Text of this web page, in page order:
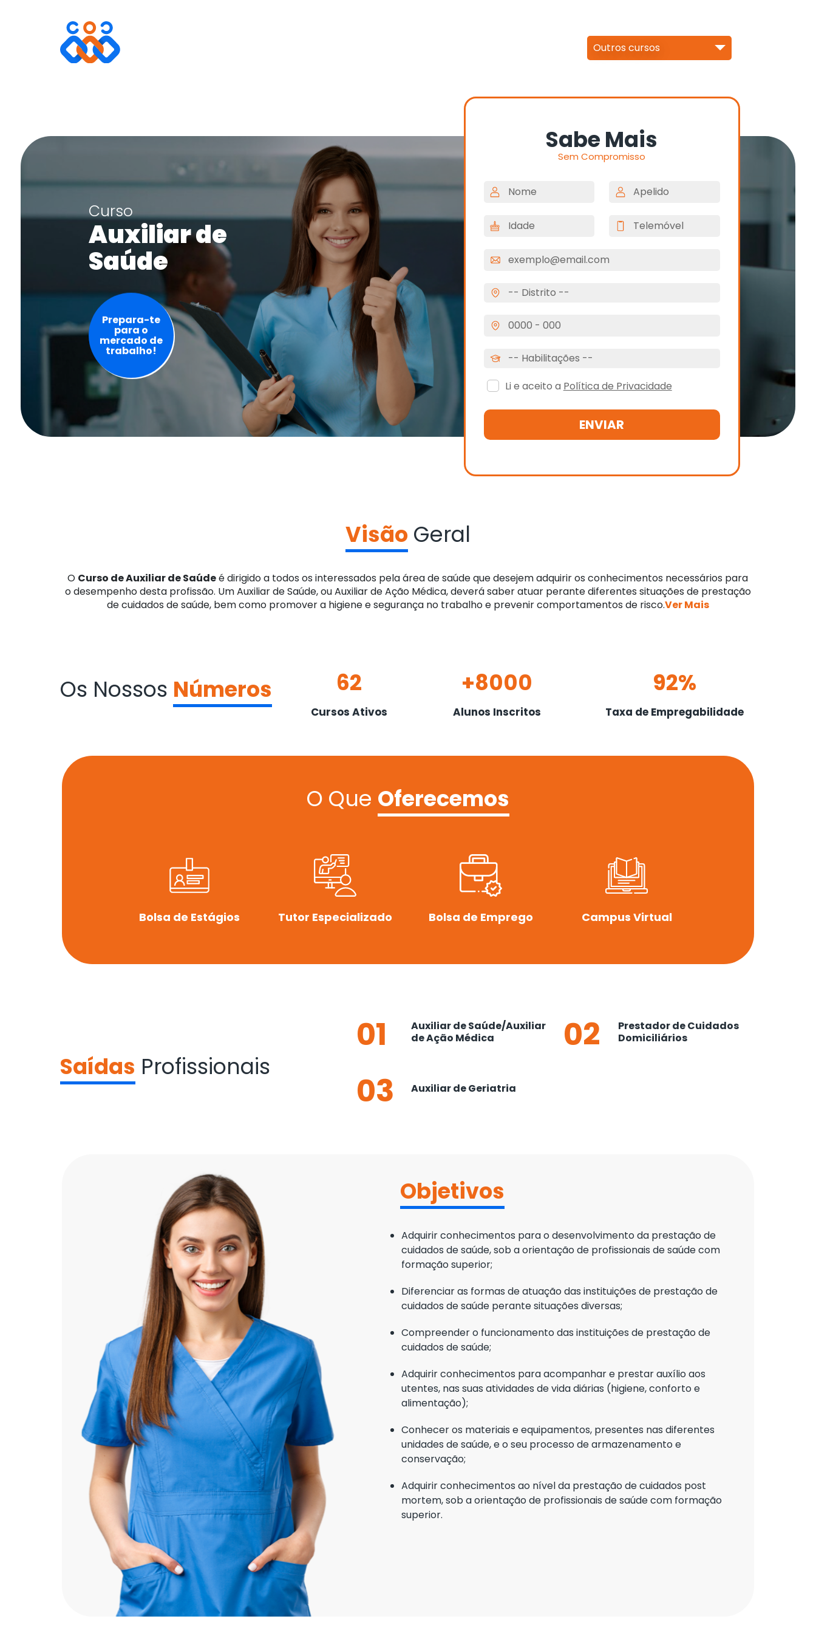
Outros cursos
Curso
Auxiliar de
Saúde
Prepara-te
para o
mercado de
trabalho!
Sabe Mais
Sem Compromisso
Li e aceito a Política de Privacidade
Visão Geral
O Curso de Auxiliar de Saúdeé dirigido a todos os interessados pela área de saúde que desejem adquirir os conhecimentos necessários para
o desempenho desta profissão. Um Auxiliar de Saúde, ou Auxiliar de Ação Médica, deverá saber atuar perante diferentes situações de prestação
de cuidados de saúde, bem como promover a higiene e segurança no trabalho e prevenir comportamentos de risco.Ver Mais
Os Nossos Números 62
Cursos Ativos
+8000
Alunos Inscritos
92%
Taxa de Empregabilidade
O Que Oferecemos
Bolsa de Estágios Tutor Especializado Bolsa de Emprego Campus Virtual
Saídas Profissionais
01
Auxiliar de Saúde/Auxiliar
de Ação Médica
02
Prestador de Cuidados
Domiciliários
03 Auxiliar de Geriatria
Objetivos
Adquirir conhecimentos para o desenvolvimento da prestação de
cuidados de saúde, sob a orientação de profissionais de saúde com
formação superior;
Diferenciar as formas de atuação das instituições de prestação de
cuidados de saúde perante situações diversas;
Compreender o funcionamento das instituições de prestação de
cuidados de saúde;
Adquirir conhecimentos para acompanhar e prestar auxílio aos
utentes, nas suas atividades de vida diárias (higiene, conforto e
alimentação);
Conhecer os materiais e equipamentos, presentes nas diferentes
unidades de saúde, e o seu processo de armazenamento e
conservação;
Adquirir conhecimentos ao nível da prestação de cuidados post
mortem, sob a orientação de profissionais de saúde com formação
superior.